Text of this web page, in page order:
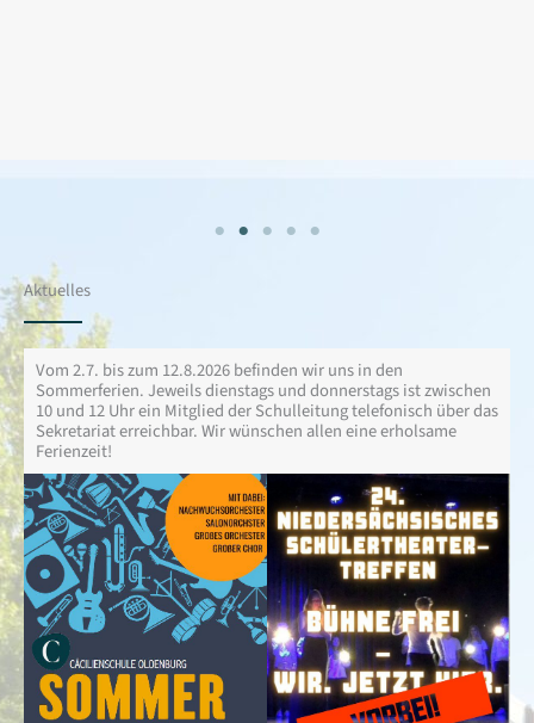
Aktuelles
Vom 2.7. bis zum 12.8.2026 befinden wir uns in den
Sommerferien. Jeweils dienstags und donnerstags ist zwischen
10 und 12 Uhr ein Mitglied der Schulleitung telefonisch über das
Sekretariat erreichbar. Wir wünschen allen eine erholsame
Ferienzeit!